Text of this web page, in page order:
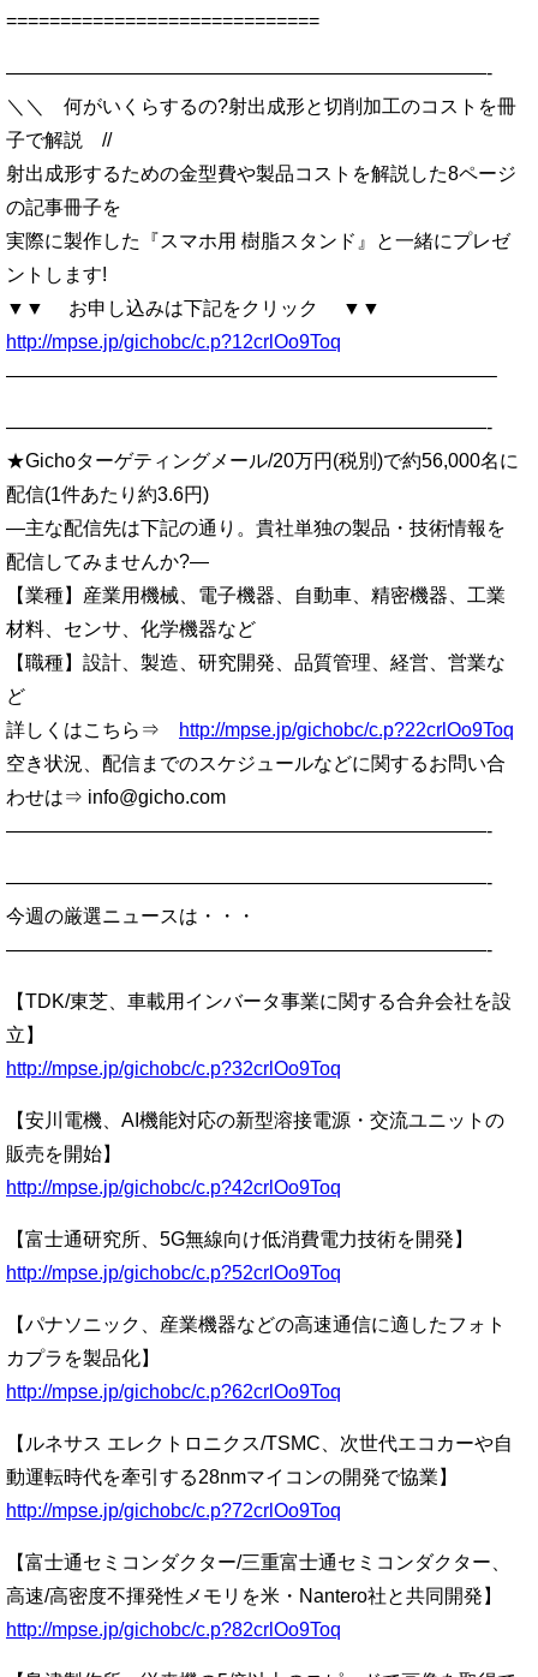
=============================
—————————————————————————-
＼＼ 何がいくらするの?射出成形と切削加工のコストを冊
子で解説 //
射出成形するための金型費や製品コストを解説した8ページ
の記事冊子を
実際に製作した『スマホ用 樹脂スタンド』と一緒にプレゼ
ントします!
▼▼ お申し込みは下記をクリック ▼▼
http://mpse.jp/gichobc/c.p?12crlOo9Toq
—————————————————————————–
—————————————————————————-
★Gichoターゲティングメール/20万円(税別)で約56,000名に
配信(1件あたり約3.6円)
—主な配信先は下記の通り。貴社単独の製品・技術情報を
配信してみませんか?—
【業種】産業用機械、電子機器、自動車、精密機器、工業
材料、センサ、化学機器など
【職種】設計、製造、研究開発、品質管理、経営、営業な
ど
詳しくはこちら⇒
http://mpse.jp/gichobc/c.p?22crlOo9Toq
空き状況、配信までのスケジュールなどに関するお問い合
わせは⇒ info@gicho.com
—————————————————————————-
—————————————————————————-
今週の厳選ニュースは・・・
—————————————————————————-
【TDK/東芝、車載用インバータ事業に関する合弁会社を設
立】
http://mpse.jp/gichobc/c.p?32crlOo9Toq
【安川電機、AI機能対応の新型溶接電源・交流ユニットの
販売を開始】
http://mpse.jp/gichobc/c.p?42crlOo9Toq
【富士通研究所、5G無線向け低消費電力技術を開発】
http://mpse.jp/gichobc/c.p?52crlOo9Toq
【パナソニック、産業機器などの高速通信に適したフォト
カプラを製品化】
http://mpse.jp/gichobc/c.p?62crlOo9Toq
【ルネサス エレクトロニクス/TSMC、次世代エコカーや自
動運転時代を牽引する28nmマイコンの開発で協業】
http://mpse.jp/gichobc/c.p?72crlOo9Toq
【富士通セミコンダクター/三重富士通セミコンダクター、
高速/高密度不揮発性メモリを米・Nantero社と共同開発】
http://mpse.jp/gichobc/c.p?82crlOo9Toq